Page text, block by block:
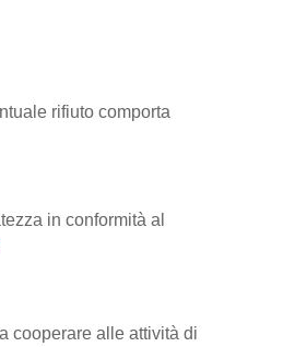
rifiuto comporta
in conformità al
cooperare alle attività di